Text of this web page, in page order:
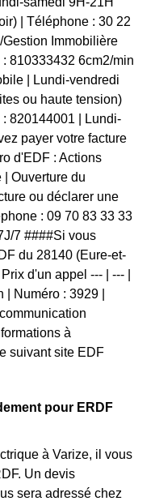
| Téléphone : 30 22
Gestion Immobilière
810333432 6cm2/min
| Lundi-vendredi
ou haute tension)
820144001 | Lundi-
payer votre facture
d'EDF : Actions
Ouverture du
ou déclarer une
: 09 70 83 33 33
7 ####Si vous
du 28140 (Eure-et-
d'un appel --- | --- |
Numéro : 3929 |
à
suivant site EDF
pour ERDF
à Varize, il vous
Un devis
sera adressé chez